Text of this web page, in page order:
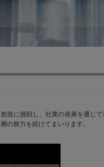
造に挑戦し、社業の発展を通じ
の努力を続けてまいります。